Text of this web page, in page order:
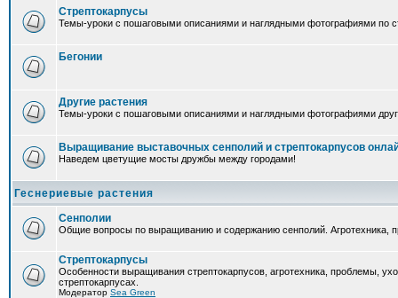
Стрептокарпусы
Темы-уроки с пошаговыми описаниями и наглядными фотографиями по
Бегонии
Другие растения
Темы-уроки с пошаговыми описаниями и наглядными фотографиями
Выращивание выставочных сенполий и стрептокарпусов
Наведем цветущие мосты дружбы между городами!
Геснериевые растения
Сенполии
Общие вопросы по выращиванию и содержанию сенполий. Агротехника,
Стрептокарпусы
Особенности выращивания стрептокарпусов, агротехника, проблемы,
стрептокарпусах.
Модератор Sea Green